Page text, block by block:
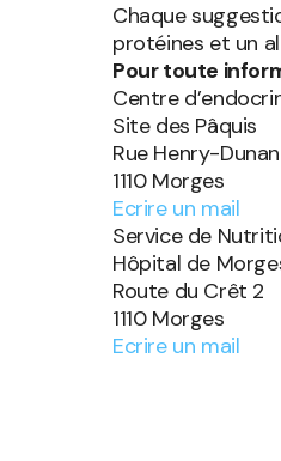
Chaque
protéines et un
Pour toute
Centre
Site des Pâquis
Rue Henry-
1110 Morges
Ecrire un mail
Service de
Hôpital de
Route du Crêt 2
1110 Morges
Ecrire un mail